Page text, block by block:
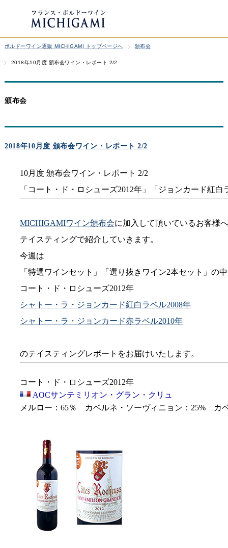
ボルドーワイン通販 MICHIGAMI トップページへ 頒布会
2018年10月度 頒布会ワイン・レポート 2/2
頒布会
2018年10月度 頒布会ワイン・レポート 2/2
10月度 頒布会ワイン・レポート 2/2
「コート・ド・ロシューズ2012年」「ジョンカード紅
MICHIGAMIワイン頒布会に加入して頂いているお客様
テイスティングで紹介していきます。
今週は
「特選ワインセット」「選り抜きワイン2本セット」の
コート・ド・ロシューズ2012年
シャトー・ラ・ジョンカード紅白ラベル2008年
シャトー・ラ・ジョンカード赤ラベル2010年
のテイスティングレポートをお届けいたします。
コート・ド・ロシューズ2012年
AOCサンテミリオン・グラン・クリュ
メルロー：65％ カベルネ・ソーヴィニョン：25% カ